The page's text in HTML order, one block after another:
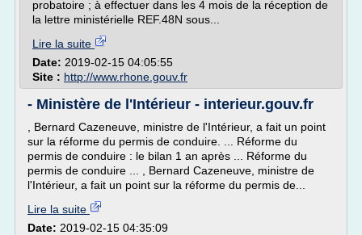
probatoire ; à effectuer dans les 4 mois de la réception de
la lettre ministérielle REF.48N sous...
Lire la suite
Date: 2019-02-15 04:05:55
Site : http://www.rhone.gouv.fr
- Ministère de l'Intérieur - interieur.gouv.fr
, Bernard Cazeneuve, ministre de l'Intérieur, a fait un point
sur la réforme du permis de conduire. ... Réforme du
permis de conduire : le bilan 1 an après ... Réforme du
permis de conduire ... , Bernard Cazeneuve, ministre de
l'Intérieur, a fait un point sur la réforme du permis de...
Lire la suite
Date: 2019-02-15 04:35:09